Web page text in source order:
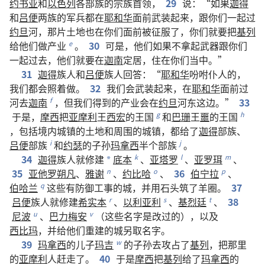
约书亚和以色列各部族的宗族首领， 29 说：“如果迦得
和吕便两族的军兵都在耶和华面前武装起来， 跟你们一起过
约旦河， 那片土地也在你们面前被征服了， 你们就要把基列
给他们做产业 e 。 30 可是， 他们如果不拿起武器跟你们
一起过去， 他们就要在迦南定居， 住在你们当中。”
31 迦得族人和吕便族人回答：“耶和华吩咐仆人的，
我们都会照着做。 32 我们会武装起来， 在耶和华面前过
河去迦南 f ， 但我们得到的产业会在约旦河东这边。”
33
于是， 摩西把亚摩利王西宏的王国 g 和巴珊王噩的王国 h
， 包括境内城镇的土地和周围的城镇， 都给了迦得部族、
吕便部族 i 和约瑟的子孙玛拿西半个部族 j 。
34 迦得族人就修建 * 底本 k 、 亚塔罗 l 、 亚罗珥 m 、
35 亚他罗朔凡、 雅谢 n 、 约比哈 o 、 36 伯宁拉 p 、
伯哈兰 q 这些有防御工事的城， 并用石头筑了羊圈。
37
吕便族人就修建希实本 r 、 以利亚利 s 、 基烈廷 t 、
38
尼波 u 、 巴力梅安 v （这些名字是改过的）， 以及
西比玛， 并给他们重建的城另取名字。
39 玛拿西的儿子玛吉 w 的子孙去攻占了基列， 把那里
的亚摩利人赶走了。 40 于是摩西把基列给了玛拿西的